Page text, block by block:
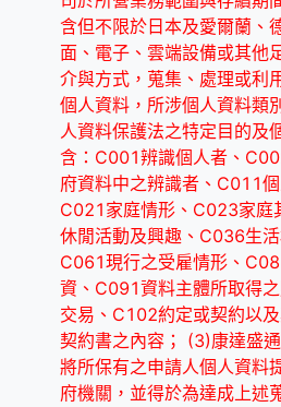
含但不限於日本及愛爾蘭、
面、電子、雲端設備或其他
介與方式，蒐集、處理或利
個人資料，所涉個人資料類
人資料保護法之特定目的及
含：C001辨識個人者、
府資料中之辨識者、C011
C021家庭情形、C023家庭
休閒活動及興趣、C036生
C061現行之受雇情形、
資、C091資料主體所取得
交易、C102約定或契約以
契約書之內容； (3)康達盛
將所保有之申請人個人資料
府機關，並得於為達成上述